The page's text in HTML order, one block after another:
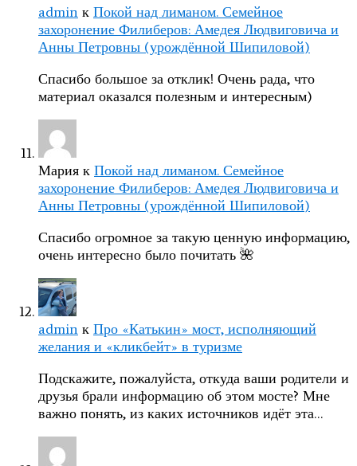
admin к Покой над лиманом. Семейное
захоронение Филиберов: Амедея Людвиговича и
Анны Петровны (урождённой Шипиловой)
Спасибо большое за отклик! Очень рада, что
материал оказался полезным и интересным)
Мария к Покой над лиманом. Семейное
захоронение Филиберов: Амедея Людвиговича и
Анны Петровны (урождённой Шипиловой)
Спасибо огромное за такую ценную информацию,
очень интересно было почитать 🌺
admin к Про «Катькин» мост, исполняющий
желания и «кликбейт» в туризме
Подскажите, пожалуйста, откуда ваши родители и
друзья брали информацию об этом мосте? Мне
важно понять, из каких источников идёт эта…